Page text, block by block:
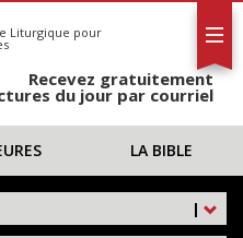
Liturgique pour
Recevez gratuitement
du jour par courriel
LA BIBLE
|